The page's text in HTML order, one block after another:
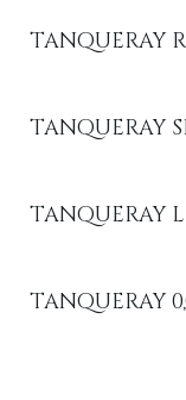
TANQUERAY
TANQUERAY
TANQUERAY
TANQUERAY